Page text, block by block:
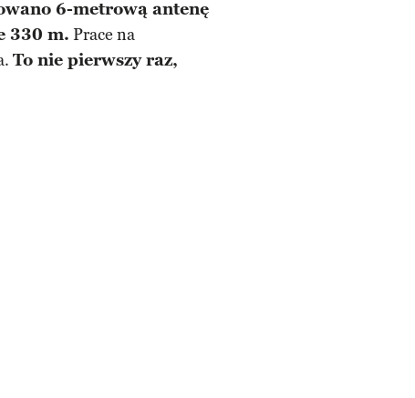
6-metrową antenę
330 m. Prace na
To nie pierwszy raz,